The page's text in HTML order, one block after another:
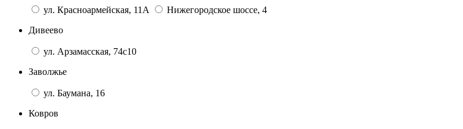
ул. Красноармейская, 11А
Нижегородское шоссе, 4
Дивеево
ул. Арзамасская, 74с10
Заволжье
ул. Баумана, 16
Ковров